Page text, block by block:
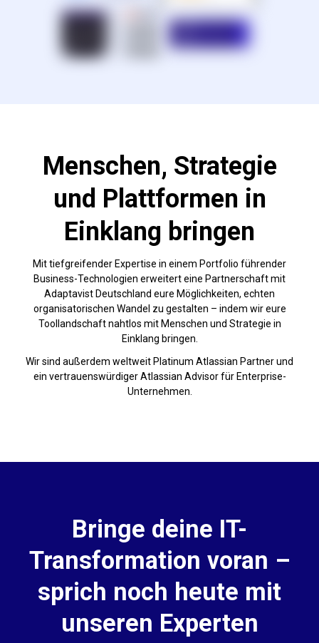
Menschen, Strategie
und Plattformen in
Einklang bringen
Mit tiefgreifender Expertise in einem Portfolio führender
Business-Technologien erweitert eine Partnerschaft mit
Adaptavist Deutschland eure Möglichkeiten, echten
organisatorischen Wandel zu gestalten – indem wir eure
Toollandschaft nahtlos mit Menschen und Strategie in
Einklang bringen.
Wir sind außerdem weltweit Platinum Atlassian Partner und
ein vertrauenswürdiger Atlassian Advisor für Enterprise-
Unternehmen.
Bringe deine IT-
Transformation voran –
sprich noch heute mit
unseren Experten